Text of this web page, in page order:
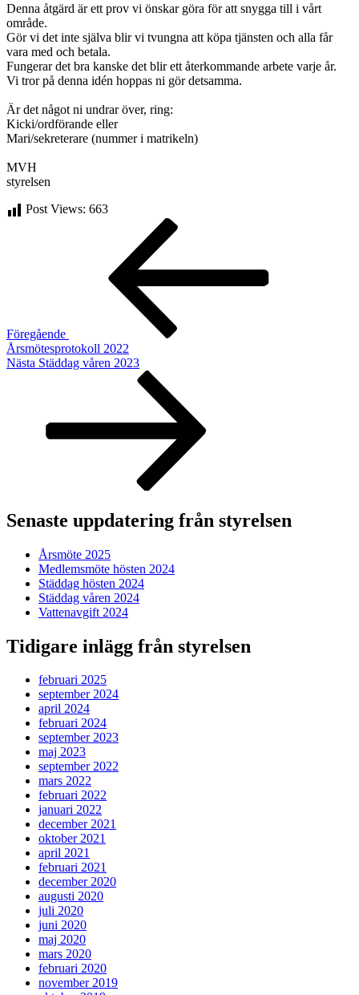
Denna åtgärd är ett prov vi önskar göra för att snygga till i vårt
område.
Gör vi det inte själva blir vi tvungna att köpa tjänsten och alla får
vara med och betala.
Fungerar det bra kanske det blir ett återkommande arbete varje år.
Vi tror på denna idén hoppas ni gör detsamma.
Är det något ni undrar över, ring:
Kicki/ordförande eller
Mari/sekreterare (nummer i matrikeln)
MVH
styrelsen
Post Views: 663
Inläggsnavigering
Föregående
Årsmötesprotokoll 2022
Nästa
Nästa Städdag våren 2023
Senaste uppdatering från styrelsen
Årsmöte 2025
Medlemsmöte hösten 2024
Städdag hösten 2024
Städdag våren 2024
Vattenavgift 2024
Tidigare inlägg från styrelsen
februari 2025
september 2024
april 2024
februari 2024
september 2023
maj 2023
september 2022
mars 2022
februari 2022
januari 2022
december 2021
oktober 2021
april 2021
februari 2021
december 2020
augusti 2020
juli 2020
juni 2020
maj 2020
mars 2020
februari 2020
november 2019